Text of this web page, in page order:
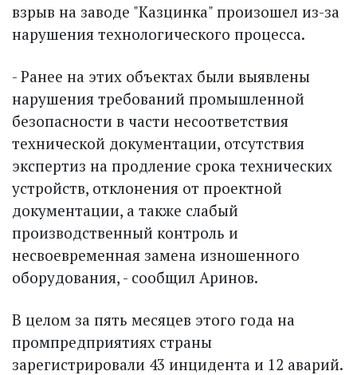
взрыв на заводе "Казцинка" произошел из-за
нарушения технологического процесса.
- Ранее на этих объектах были выявлены
нарушения требований промышленной
безопасности в части несоответствия
технической документации, отсутствия
экспертиз на продление срока технических
устройств, отклонения от проектной
документации, а также слабый
производственный контроль и
несвоевременная замена изношенного
оборудования, - сообщил Аринов.
В целом за пять месяцев этого года на
промпредприятиях страны
зарегистрировали 43 инцидента и 12 аварий.